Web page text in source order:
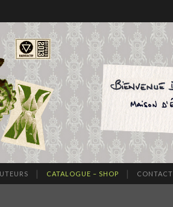
CATALOGUE – SHOP CONTACT